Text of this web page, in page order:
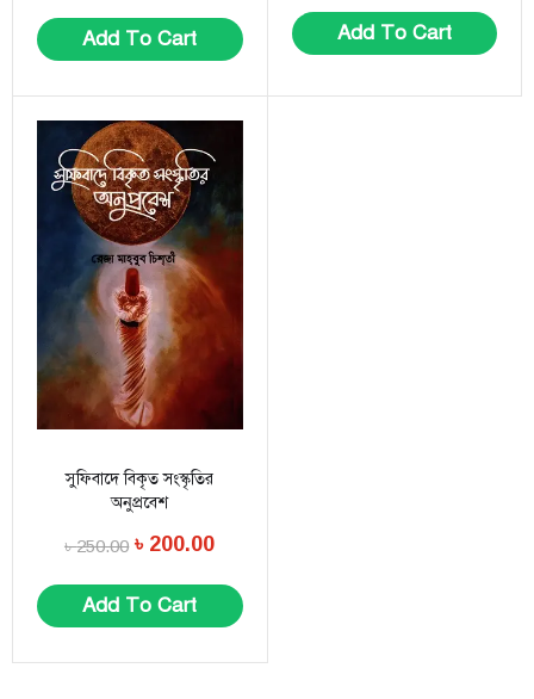
Add To Cart Add To Cart
সুফিবাদে বিকৃত সংস্কৃতির
অনুপ্রবেশ
৳250.00 ৳ 200.00
Add To Cart